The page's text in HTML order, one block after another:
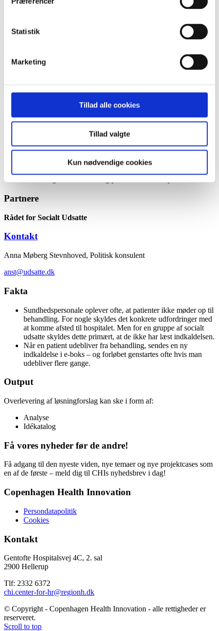
Statistik
Marketing
Tillad alle cookies
Tillad valgte
Kun nødvendige cookies
ikke frem til nogle socialt udsatte, da modtageren i en til tider kaotisk
nøglekort, har fået stjålet/ødelagt sin smartphone eller lignende.
For de mest socialt udsatte, der typisk opholder sig på bosteder eller
læse og få styr på indkaldelserne, men mange socialt udsatte i
”mellemlaget” er mere isolerede og får ikke den nødvendige
årsag, at de ikke tjekker deres e-boks
Udfordringer ift. e-boks:
udfordring at ”holde fast” i sit nøglekort, sin smartphone, at få
adgang til en computer mv.
Ift. at huske at tjekke ”postkassen” i en kaotisk hverdag, hvor
MANGE andre ting prioriteres højere – mange i målgruppen
Partnere
Rådet for Socialt Udsatte
Kontakt
Anna Møberg Stevnhoved, Politisk konsulent
anst@udsatte.dk
Fakta
Sundhedspersonale oplever ofte, at patienter ikke møder op til
behandling. For nogle skyldes det konkrete udfordringer med
at komme afsted til hospitalet. Men for en gruppe af socialt
udsatte skyldes dette primært, at de ikke har læst indkaldelsen.
Når en patient udebliver fra behandling, sendes en ny
indkaldelse i e-boks – og forløbet genstartes ofte hvis man
udebliver flere gange.
Output
Overlevering af løsningforslag kan ske i form af:
Analyse
Idékatalog
Få vores nyheder før de andre!
Få adgang til den nyeste viden, nye temaer og nye projektcases som
en af de første – meld dig til CHIs nyhedsbrev i dag!
Copenhagen Health Innovation
Persondatapolitik
Cookies
Kontakt
Gentofte Hospitalsvej 4C, 2. sal
2900 Hellerup
Tlf: 2332 6372
chi.center-for-hr@regionh.dk
© Copyright - Copenhagen Health Innovation - alle rettigheder er
reserveret.
Scroll to top